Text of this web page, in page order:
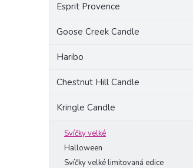
Esprit Provence
Goose Creek Candle
Haribo
Chestnut Hill Candle
Kringle Candle
Svíčky velké
Halloween
Svíčky velké limitovaná edice